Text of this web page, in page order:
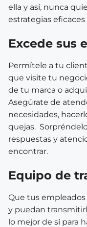
ella y así, nunca
estrategias eficaces
Excede sus
Permítele a tu
que visite tu
de tu marca o
Asegúrate de
necesidades,
quejas.
respuestas y
encontrar.
Equipo de
Que tus
y puedan
lo mejor de sí para